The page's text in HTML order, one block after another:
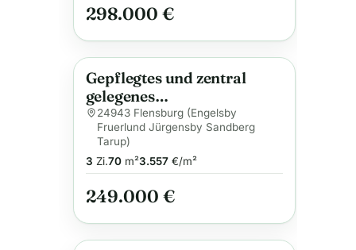
298.000 €
Anzeige
Gepflegtes und zentral
gelegenes
Reihenmittelhaus in
beliebter Wohnlage
24943 Flensburg (Engelsby
Fruerlund Jürgensby Sandberg
Tarup)
3 Zi.70m²3.557€/m²
249.000 €